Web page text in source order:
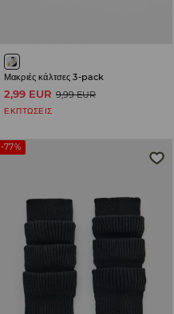
Μακριές κάλτσες 3-pack
2,99 EUR 9,99 EUR
ΕΚΠΤΩΣΕΙΣ
-77%